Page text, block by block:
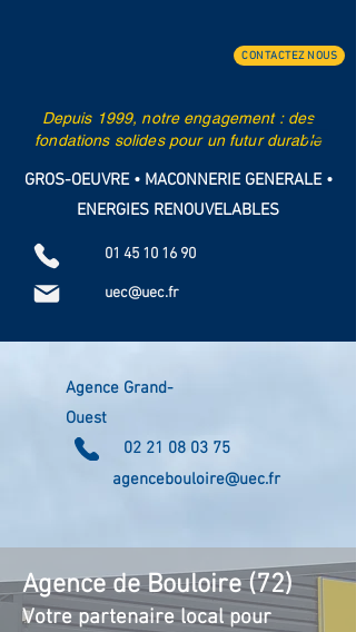
CONTACTEZ NOUS
Depuis 1999, notre engagement : des
fondations solides pour un futur durable
GROS-OEUVRE • MACONNERIE GENERALE •
ENERGIES RENOUVELABLES
01 45 10 16 90
uec@uec.fr
Agence Grand-
Ouest
02 21 08 03 75
agencebouloire@uec.fr
Agence de Bouloire (72)
Votre partenaire local pour